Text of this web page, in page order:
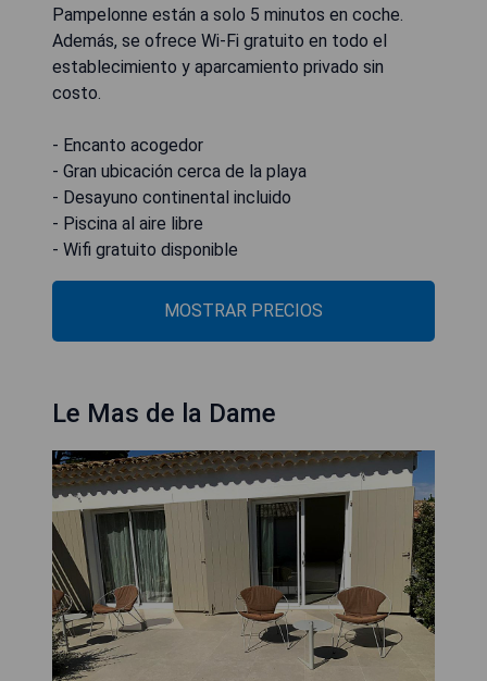
Pampelonne están a solo 5 minutos en coche.
Además, se ofrece Wi-Fi gratuito en todo el
establecimiento y aparcamiento privado sin
costo.
- Encanto acogedor
- Gran ubicación cerca de la playa
- Desayuno continental incluido
- Piscina al aire libre
- Wifi gratuito disponible
MOSTRAR PRECIOS
Le Mas de la Dame